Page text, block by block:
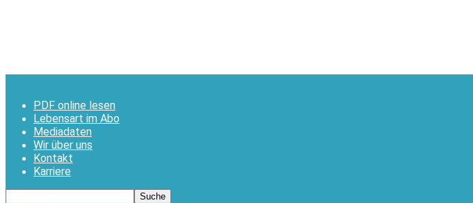
PDF online lesen
Lebensart im Abo
Mediadaten
Wir über uns
Kontakt
Karriere